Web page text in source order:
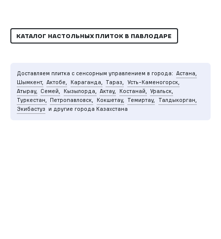
КАТАЛОГ НАСТОЛЬНЫХ ПЛИТОК В ПАВЛОДАРЕ
Доставляем плитка с сенсорным управлением в города: Астана,
Шымкент, Актобе, Караганда, Тараз,
Усть-Каменогорск,
Атырау,
Семей, Кызылорда, Актау, Костанай,
Уральск,
Туркестан,
Петропавловск, Кокшетау, Темиртау,
Талдыкорган,
Экибастуз и другие города Казахстана